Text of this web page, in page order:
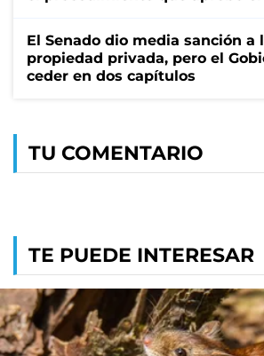
El Senado dio media sanción a
propiedad privada, pero el
ceder en dos capítulos
TU COMENTARIO
TE PUEDE INTERESAR